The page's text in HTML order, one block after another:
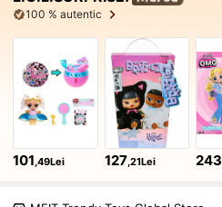
100 % autentic
101,49Lei 127,21Lei 243